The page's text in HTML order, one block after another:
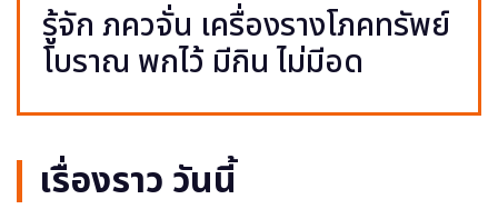
รู้จัก ภควจั่น เครื่องรางโภคทรัพย์
โบราณ พกไว้ มีกิน ไม่มีอด
เรื่องราว วันนี้